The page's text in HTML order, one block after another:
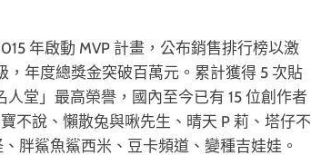
年啟動 MVP 計畫，公布銷售排行榜以激
年度總獎金突破百萬元。累計獲得 5 次貼
堂」最高榮譽，國內至今已有 15 位創作者
不說、懶散兔與啾先生、晴天 P 莉、塔仔不
胖鯊魚鯊西米、豆卡頻道、變種吉娃娃。